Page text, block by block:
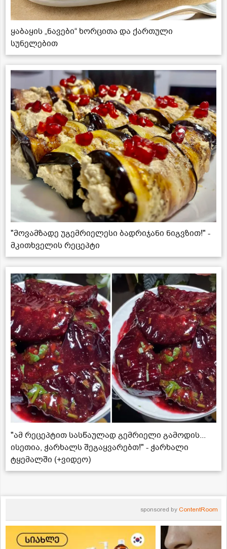
ყაბაყის „ნავები“ ხორცითა და ქართული
სუნელებით
"მოვამზადე უგემრიელესი ბადრიჯანი ნიგვზით!" -
მკითხველის რეცეპტი
"ამ რეცეპტით სასწაულად გემრიელი გამოდის...
ისეთია, ჭარხალს შეგაყვარებთ!" - ჭარხალი
ტყემალში (+ვიდეო)
sponsored by ContentRoom